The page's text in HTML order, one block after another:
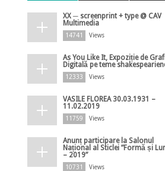
XX ─ screenprint + type @ CAV
Multimedia
14741 Views
As You Like It, Expoziție de
Digitală pe teme
12333 Views
VASILE FLOREA 30.03.1931 –
11.02.2019
11759 Views
Anunț participare la Salonul
Național al Sticlei ”Formă și
– 2019”
10731 Views